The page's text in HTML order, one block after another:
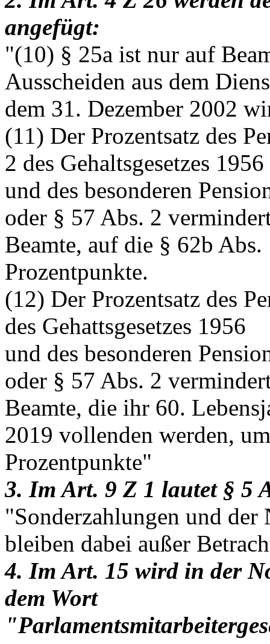
angefügt:
"(10) § 25a ist nur auf
Ausscheiden aus dem
dem 31. Dezember 2002
(11) Der Prozentsatz des
2 des Gehaltsgesetzes 1956
und des besonderen
oder § 57 Abs. 2
Beamte, auf die § 62b
Prozentpunkte.
(12) Der Prozentsatz des
des Gehattsgesetzes 1956
und des besonderen
oder § 57 Abs. 2
Beamte, die ihr 60.
2019 vollenden werden,
Prozentpunkte"
3. Im Art. 9 Z 1 lautet § 5
"Sonderzahlungen und der
bleiben dabei außer
4. Im Art. 15 wird in der
dem Wort